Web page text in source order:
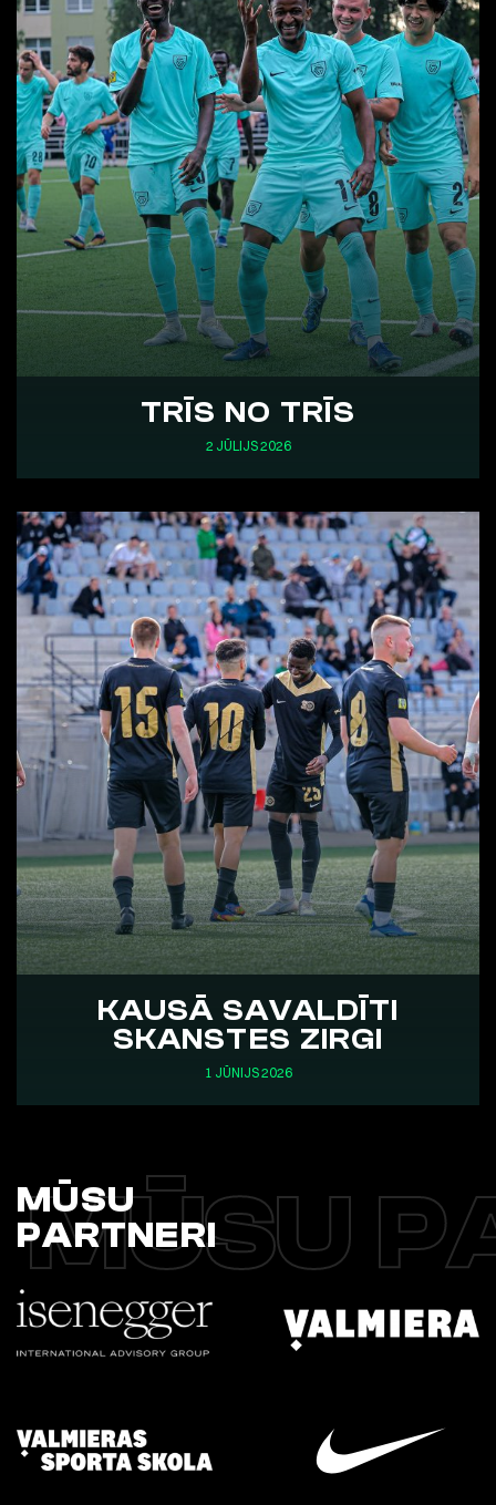
TRĪS NO TRĪS
2 JŪLIJS 2026
KAUSĀ SAVALDĪTI
SKANSTES ZIRGI
1 JŪNIJS 2026
MŪSU
MŪSU
PARTNERI